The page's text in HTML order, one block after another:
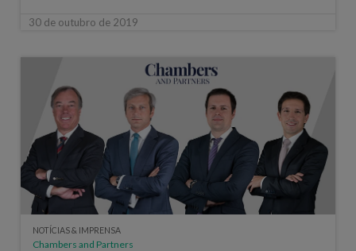
30 de outubro de 2019
NOTÍCIAS & IMPRENSA
Chambers and Partners